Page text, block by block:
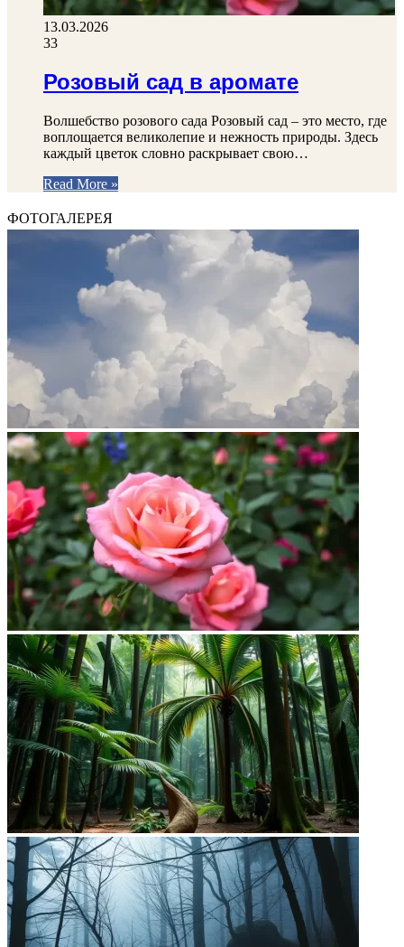
13.03.2026
33
Розовый сад в аромате
Волшебство розового сада Розовый сад – это место, где
воплощается великолепие и нежность природы. Здесь
каждый цветок словно раскрывает свою…
Read More »
ФОТОГАЛЕРЕЯ